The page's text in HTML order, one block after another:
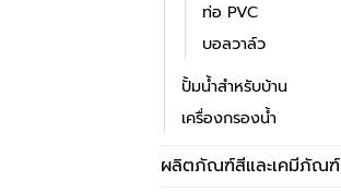
ท่อ PVC
บอลวาล์ว
ปั้มน้ำสำหรับบ้าน
เครื่องกรองน้ำ
ผลิตภัณฑ์สีและเคมีภัณฑ์